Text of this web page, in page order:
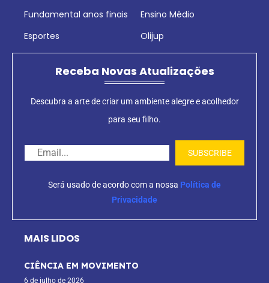
Fundamental anos finais
Ensino Médio
Esportes
Olijup
Receba Novas Atualizações
Descubra a arte de criar um ambiente alegre e acolhedor
para seu filho.
Será usado de acordo com a nossa Política de
Privacidade
MAIS LIDOS
CIÊNCIA EM MOVIMENTO
6 de julho de 2026